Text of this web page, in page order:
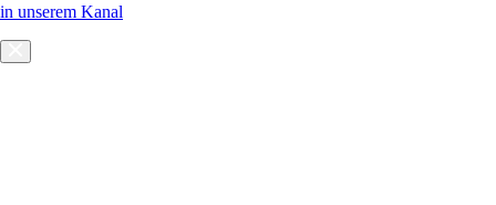
in unserem Kanal